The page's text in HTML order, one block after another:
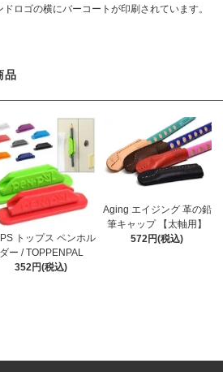
ロゴの横にバーコートが印刷されています。
品
トップス ペンホル
ダー / TOPPENPAL
352円(税込)
Aging エイジング 革の鉛
筆キャップ 【太軸用】
572円(税込)